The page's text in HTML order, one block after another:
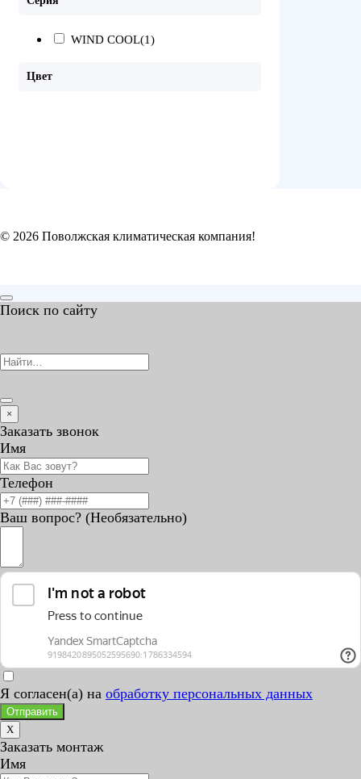
WIND COOL(1)
Цвет
© 2026 Поволжская климатическая компания!
Поиск по сайту
for:
×
Заказать звонок
Имя
Телефон
Ваш вопрос? (Необязательно)
Я согласен(а) на обработку персональных данных
Отправить
X
Заказать монтаж
Имя